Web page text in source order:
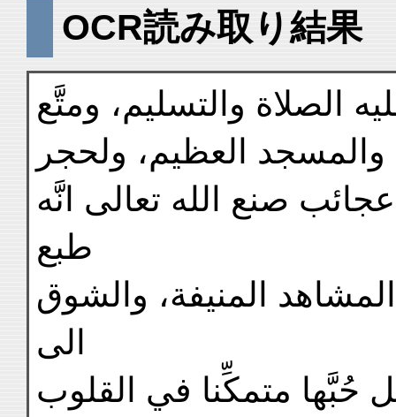
OCR読み取り結果
الصلاة والتسليم، ومتَّع
والمسجد العظيم، ولحجر
صنع الله تعالى انَّه
طبع
المنيفة، والشوق
الى
حُبَّها متمكِّنا في القلوب